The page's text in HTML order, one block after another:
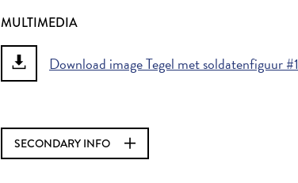
MULTIMEDIA
Download image Tegel met soldatenfiguur #1
SECONDARY INFO